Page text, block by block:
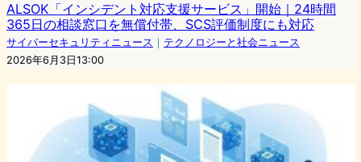
ALSOK「インシデント対応支援サービス」開始｜24時間
365日の相談窓口を無償付帯、SCS評価制度にも対応
サイバーセキュリティニュース ｜ テクノロジーと社会ニュース
2026年6月3日13:00